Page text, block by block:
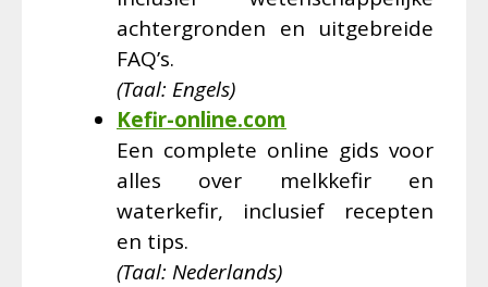
achtergronden en uitgebreide
FAQ’s.
(Taal: Engels)
Kefir-online.com
Een complete online gids voor
alles over melkkefir en
waterkefir, inclusief recepten
en tips.
(Taal: Nederlands)